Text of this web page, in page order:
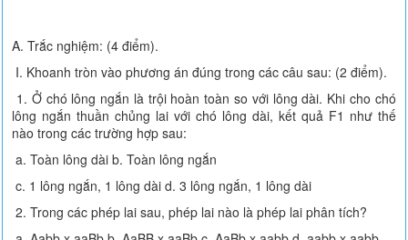
A. Trắc nghiệm: (4 điểm).
I. Khoanh tròn vào phương án đúng trong các câu sau: (2 điểm).
1. Ở chó lông ngắn là trội hoàn toàn so với lông dài. Khi cho chó
lông ngắn thuần chủng lai với chó lông dài, kết quả F1 như thế
nào trong các trường hợp sau:
a. Toàn lông dài b. Toàn lông ngắn
c. 1 lông ngắn, 1 lông dài d. 3 lông ngắn, 1 lông dài
2. Trong các phép lai sau, phép lai nào là phép lai phân tích?